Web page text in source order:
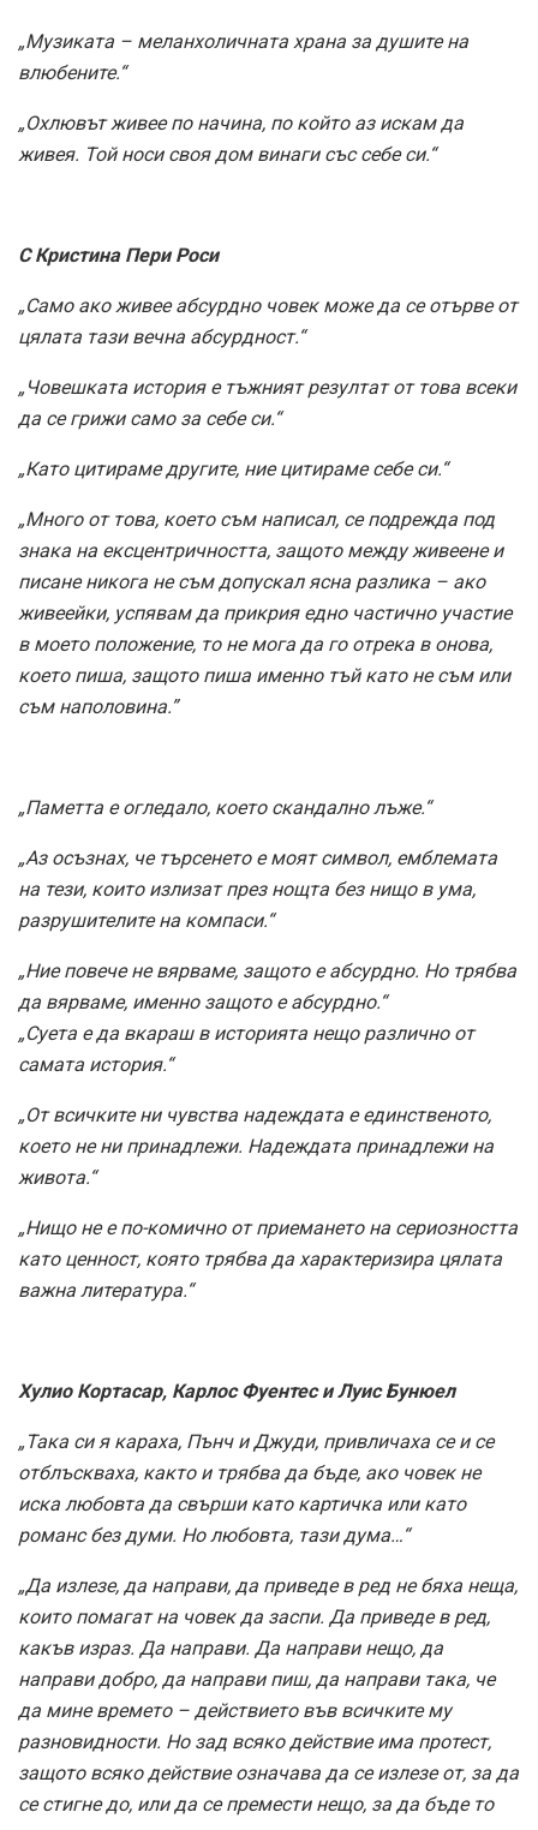
„Музиката – меланхоличната храна за душите на
влюбените.“
„Охлювът живее по начина, по който аз искам да
живея. Той носи своя дом винаги със себе си.“
С Кристина Пери Роси
„Само ако живее абсурдно човек може да се отърве от
цялата тази вечна абсурдност.“
„Човешката история е тъжният резултат от това всеки
да се грижи само за себе си.“
„Като цитираме другите, ние цитираме себе си.“
„Много от това, което съм написал, се подрежда под
знака на ексцентричността, защото между живеене и
писане никога не съм допускал ясна разлика – ако
живеейки, успявам да прикрия едно частично участие
в моето положение, то не мога да го отрека в онова,
което пиша, защото пиша именно тъй като не съм или
съм наполовина.”
„Паметта е огледало, което скандално лъже.“
„Аз осъзнах, че търсенето е моят символ, емблемата
на тези, които излизат през нощта без нищо в ума,
разрушителите на компаси.“
„Ние повече не вярваме, защото е абсурдно. Но трябва
да вярваме, именно защото е абсурдно.“
„Суета е да вкараш в историята нещо различно от
самата история.“
„От всичките ни чувства надеждата е единственото,
което не ни принадлежи. Надеждата принадлежи на
живота.“
„Нищо не е по-комично от приемането на сериозността
като ценност, която трябва да характеризира цялата
важна литература.“
Хулио Кортасар, Карлос Фуентес и Луис Бунюел
„Така си я караха, Пънч и Джуди, привличаха се и се
отблъскваха, както и трябва да бъде, ако човек не
иска любовта да свърши като картичка или като
романс без думи. Но любовта, тази дума…“
„Да излезе, да направи, да приведе в ред не бяха неща,
които помагат на човек да заспи. Да приведе в ред,
какъв израз. Да направи. Да направи нещо, да
направи добро, да направи пиш, да направи така, че
да мине времето – действието във всичките му
разновидности. Но зад всяко действие има протест,
защото всяко действие означава да се излезе от, за да
се стигне до, или да се премести нещо, за да бъде то